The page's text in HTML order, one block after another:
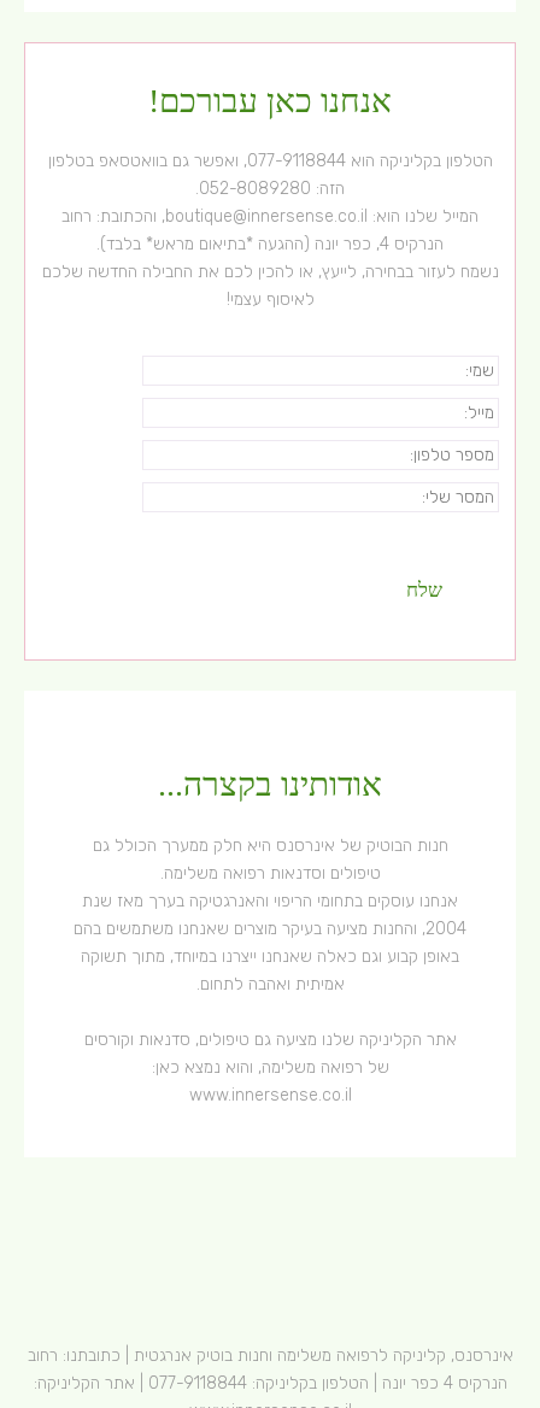
אנחנו כאן עבורכם!
הטלפון בקליניקה הוא077-9118844, ואפשר גם בוואטסאפ בטלפון
הזה: 052-8089280
.
המייל שלנו הוא: boutique@innersense.co.il, והכתובת: רחוב
הנרקיס 4, כפר יונה (ההגעה *בתיאום מראש* בלבד).
נשמח לעזור בבחירה, לייעץ, או להכין לכם את החבילה החדשה שלכם
לאיסוף עצמי!
אודותינו בקצרה...
חנות הבוטיק של אינרסנס היא חלק ממערך הכולל גם
טיפולים וסדנאות רפואה משלימה.
אנחנו עוסקים בתחומי הריפוי והאנרגטיקה בערך מאז שנת
2004, והחנות מציעה בעיקר מוצרים שאנחנו משתמשים בהם
באופן קבוע וגם כאלה שאנחנו ייצרנו במיוחד, מתוך תשוקה
אמיתית ואהבה לתחום.
אתר הקליניקה שלנו מציעה גם טיפולים, סדנאות וקורסים
של רפואה משלימה, והוא נמצא כאן:
www.innersense.co.il
אינרסנס, קליניקה לרפואה משלימה וחנות בוטיק אנרגטית | כתובתנו: רחוב
הנרקיס 4 כפר יונה | הטלפון בקליניקה:
077-9118844 | אתר הקליניקה: